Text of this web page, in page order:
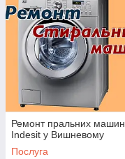
Ремонт пральних машин
Indesit у Вишневому
Послуга